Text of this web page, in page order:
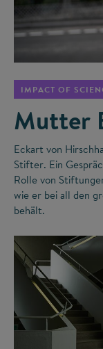
IMPACT OF
Mutter
Eckart von
Stifter. Ein
Rolle von
wie er bei all den
behält.